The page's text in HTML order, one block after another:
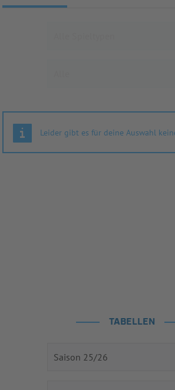
Leider gibt es für deine Auswahl
TABELLEN